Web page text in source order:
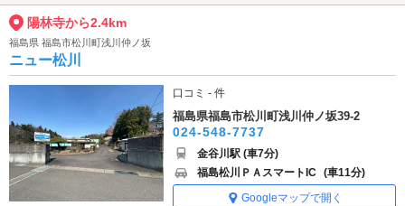
陽林寺から2.4km
福島県 福島市松川町浅川仲ノ坂
ニュー松川
口コミ - 件
福島県福島市松川町浅川仲ノ坂39-2
024-548-7737
金谷川駅 (車7分)
福島松川ＰＡスマートIC (車11分)
Googleマップで開く